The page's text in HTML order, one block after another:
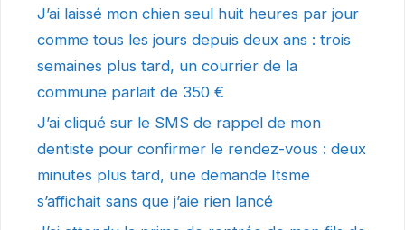
J’ai laissé mon chien seul huit heures par jour
comme tous les jours depuis deux ans : trois
semaines plus tard, un courrier de la
commune parlait de 350 €
J’ai cliqué sur le SMS de rappel de mon
dentiste pour confirmer le rendez-vous : deux
minutes plus tard, une demande Itsme
s’affichait sans que j’aie rien lancé